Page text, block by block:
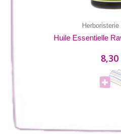
Huile Essentielle
8,30